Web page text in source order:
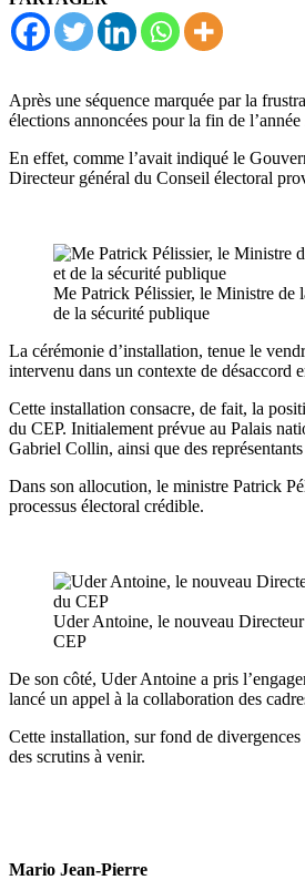
Après une séquence marquée par la
élections annoncées pour la fin de l’année
En effet, comme l’avait indiqué le
Directeur général du Conseil électoral
Me Patrick Pélissier, le Ministre de
de la sécurité publique
La cérémonie d’installation, tenue le
intervenu dans un contexte de désaccord
Cette installation consacre, de fait, la
du CEP. Initialement prévue au Palais
Gabriel Collin, ainsi que des
Dans son allocution, le ministre Patrick
processus électoral crédible.
Uder Antoine, le nouveau
CEP
De son côté, Uder Antoine a pris
lancé un appel à la collaboration des
Cette installation, sur fond de
des scrutins à venir.
Mario Jean-Pierre